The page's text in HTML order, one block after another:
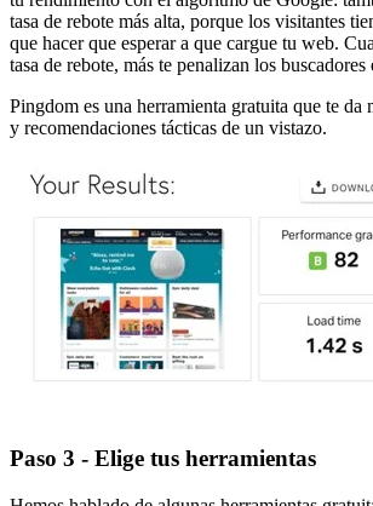
tasa de rebote más alta, porque los visitantes
que hacer que esperar a que cargue tu web.
tasa de rebote, más te penalizan los buscadores
Pingdom es una herramienta gratuita que te da
y recomendaciones tácticas de un vistazo.
Paso 3 - Elige tus herramientas